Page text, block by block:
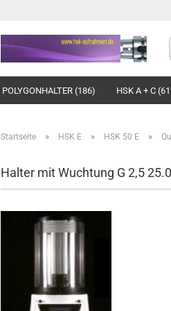
POLYGONHALTER (186) HSK A + C
Startseite » HSK E » HSK 50 E »
Halter mit Wuchtung G 2,5